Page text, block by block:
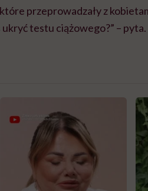
przeprowadzały z
ukryć testu ciążowego?” – pyta.